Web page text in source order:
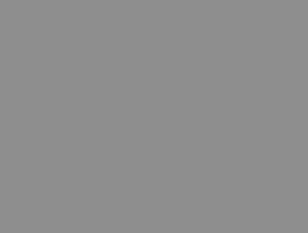
макияжа 80-х, чтобы вы могли
просто поностальгировать).